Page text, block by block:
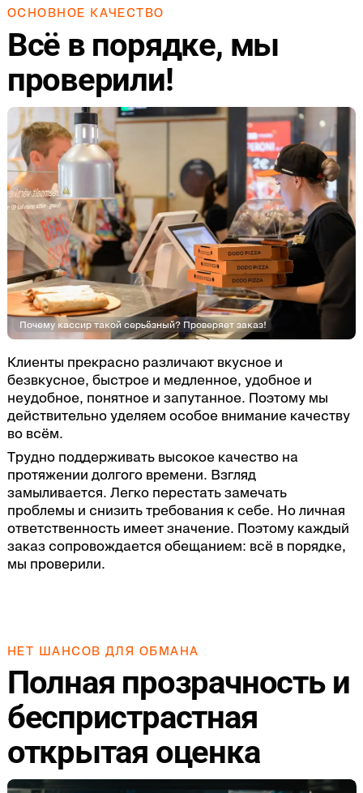
ОСНОВНОЕ КАЧЕСТВО
Всё в порядке, мы
проверили!
Почему кассир такой серьёзный? Проверяет заказ!
Клиенты прекрасно различают вкусное и
безвкусное, быстрое и медленное, удобное и
неудобное, понятное и запутанное. Поэтому мы
действительно уделяем особое внимание качеству
во всём.
Трудно поддерживать высокое качество на
протяжении долгого времени. Взгляд
замыливается. Легко перестать замечать
проблемы и снизить требования к себе. Но личная
ответственность имеет значение. Поэтому каждый
заказ сопровождается обещанием: всё в порядке,
мы проверили.
НЕТ ШАНСОВ ДЛЯ ОБМАНА
Полная прозрачность и
беспристрастная
открытая оценка